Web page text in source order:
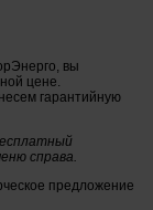
вы
цене.
гарантийную
справа.
предложение